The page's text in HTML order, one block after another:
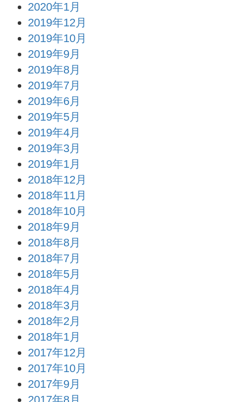
2020年1月
2019年12月
2019年10月
2019年9月
2019年8月
2019年7月
2019年6月
2019年5月
2019年4月
2019年3月
2019年1月
2018年12月
2018年11月
2018年10月
2018年9月
2018年8月
2018年7月
2018年5月
2018年4月
2018年3月
2018年2月
2018年1月
2017年12月
2017年10月
2017年9月